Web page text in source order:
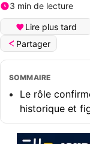
3 min de lecture
Lire plus tard
Partager
SOMMAIRE
Le rôle
historique et